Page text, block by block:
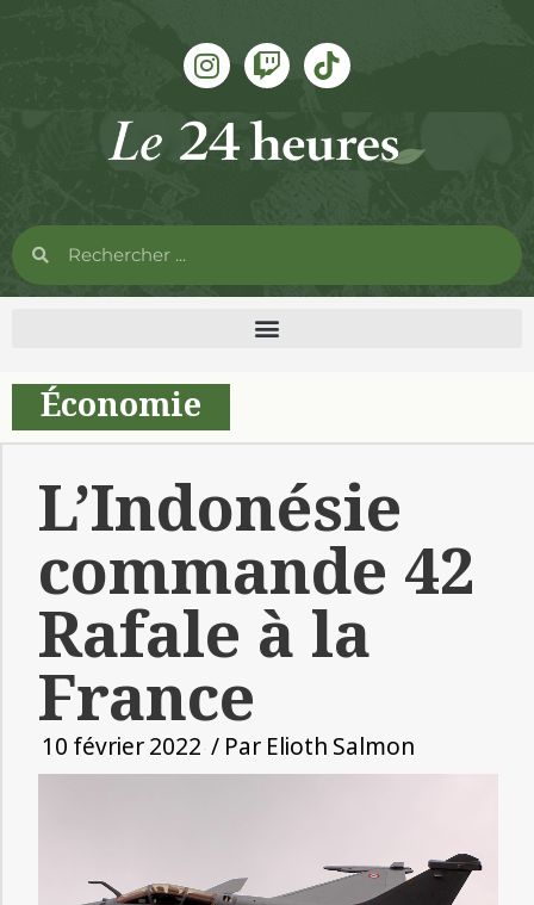
Économie
L’Indonésie
commande 42
Rafale à la
France
10 février 2022 / Par Elioth Salmon